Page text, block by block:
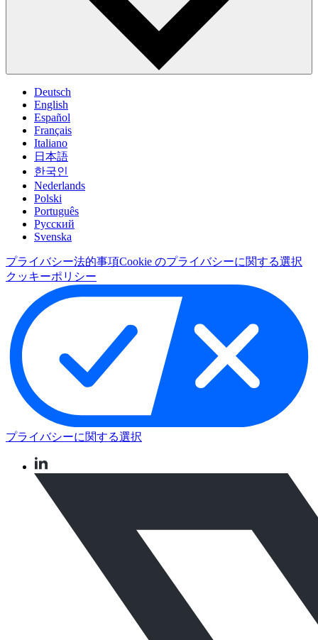
Deutsch
English
Español
Français
Italiano
日本語
한국인
Nederlands
Polski
Português
Pусский
Svenska
プライバシー法的事項Cookie のプライバシーに関する選択
クッキーポリシー
プライバシーに関する選択